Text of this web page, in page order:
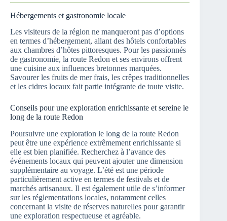
Hébergements et gastronomie locale
Les visiteurs de la région ne manqueront pas d’options
en termes d’hébergement, allant des hôtels confortables
aux chambres d’hôtes pittoresques. Pour les passionnés
de gastronomie, la route Redon et ses environs offrent
une cuisine aux influences bretonnes marquées.
Savourer les fruits de mer frais, les crêpes traditionnelles
et les cidres locaux fait partie intégrante de toute visite.
Conseils pour une exploration enrichissante et sereine le
long de la route Redon
Poursuivre une exploration le long de la route Redon
peut être une expérience extrêmement enrichissante si
elle est bien planifiée. Recherchez à l’avance des
événements locaux qui peuvent ajouter une dimension
supplémentaire au voyage. L’été est une période
particulièrement active en termes de festivals et de
marchés artisanaux. Il est également utile de s’informer
sur les réglementations locales, notamment celles
concernant la visite de réserves naturelles pour garantir
une exploration respectueuse et agréable.